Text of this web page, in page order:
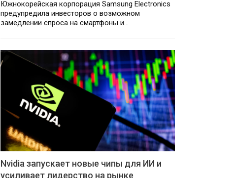
Южнокорейская корпорация Samsung Electronics
предупредила инвесторов о возможном
замедлении спроса на смартфоны и…
Nvidia запускает новые чипы для ИИ и
усиливает лидерство на рынке